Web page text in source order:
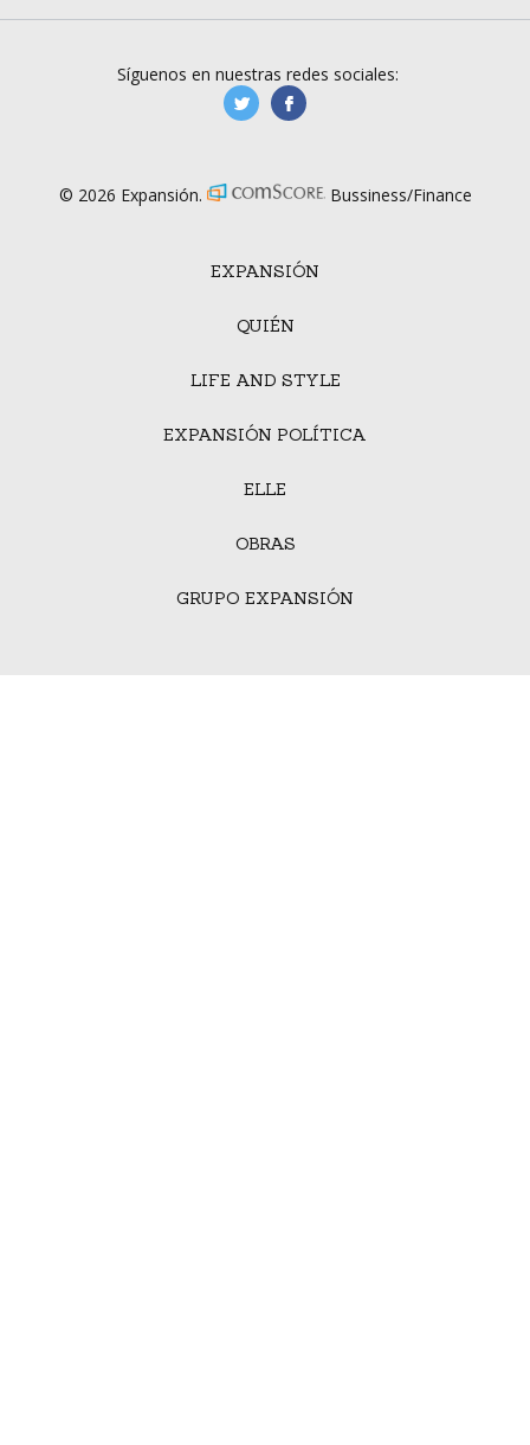
EXPANSIÓN
QUIÉN
LIFE AND STYLE
EXPANSIÓN POLÍTICA
ELLE
OBRAS
GRUPO EXPANSIÓN
Síguenos en nuestras redes sociales:
manufacturaGE
© 2026 Expansión. Bussiness/Finance